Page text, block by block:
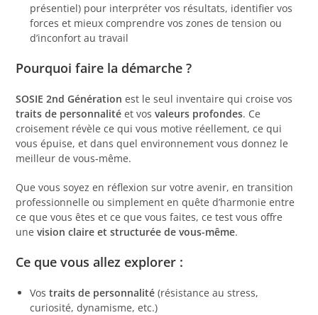
présentiel) pour interpréter vos résultats, identifier vos
forces et mieux comprendre vos zones de tension ou
d’inconfort au travail
Pourquoi faire la démarche ?
SOSIE 2nd Génération est le seul inventaire qui croise vos
traits de personnalité et vosvaleurs profondes. Ce
croisement révèle ce qui vous motive réellement, ce qui
vous épuise, et dans quel environnement vous donnez le
meilleur de vous-même.
Que vous soyez en réflexion sur votre avenir, en transition
professionnelle ou simplement en quête d’harmonie entre
ce que vous êtes et ce que vous faites, ce test vous offre
unevision claire et structurée de vous-même.
Ce que vous allez explorer :
Vostraits de personnalité (résistance au stress,
curiosité, dynamisme, etc.)